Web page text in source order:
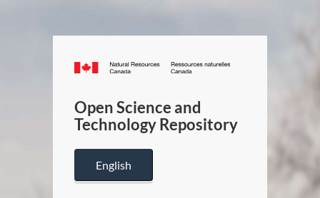
Canada.ca
/
Canada
Open Science and
Technology Repository
English